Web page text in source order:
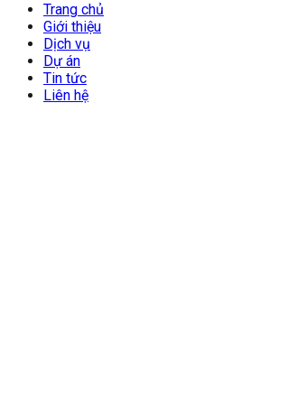
Trang chủ
Giới thiệu
Dịch vụ
Dự án
Tin tức
Liên hệ